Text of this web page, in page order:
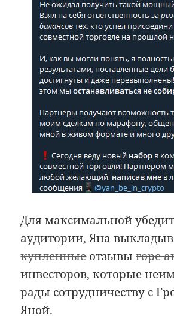
Для максимальной
аудитории, Яна
купленныеотзывыгоре
инвесторов, которые
рады сотрудничеству с
Яной.